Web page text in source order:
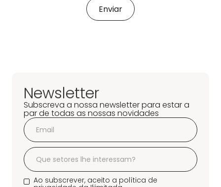
Newsletter
Subscreva a nossa newsletter para estar a
par de todas as nossas novidades
Ao subscrever, aceito a política de